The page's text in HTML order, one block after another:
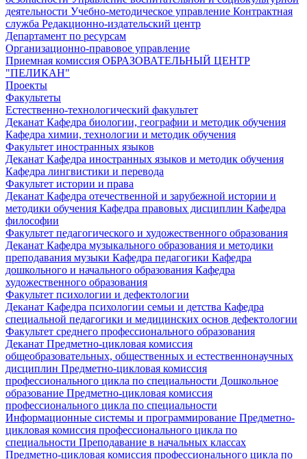
деятельности Учебно-методическое управление Контрактная
служба Редакционно-издательский центр
Департамент по ресурсам
Организационно-правовое управление
Приемная комиссия ОБРАЗОВАТЕЛЬНЫЙ ЦЕНТР
"ПЕЛИКАН"
Проекты
Факультеты
Естественно-технологический факультет
Деканат Кафедра биологии, географии и методик обучения
Кафедра химии, технологии и методик обучения
Факультет иностранных языков
Деканат Кафедра иностранных языков и методик обучения
Кафедра лингвистики и перевода
Факультет истории и права
Деканат Кафедра отечественной и зарубежной истории и
методики обучения Кафедра правовых дисциплин Кафедра
философии
Факультет педагогического и художественного образования
Деканат Кафедра музыкального образования и методики
преподавания музыки Кафедра педагогики Кафедра
дошкольного и начального образования Кафедра
художественного образования
Факультет психологии и дефектологии
Деканат Кафедра психологии семьи и детства Кафедра
специальной педагогики и медицинских основ дефектологии
Факультет среднего профессионального образования
Деканат Предметно-цикловая комиссия
общеобразовательных, общественных и естественнонаучных
дисциплин Предметно-цикловая комиссия
профессионального цикла по специальности Дошкольное
образование Предметно-цикловая комиссия
профессионального цикла по специальности
Информационные системы и программирование Предметно-
цикловая комиссия профессионального цикла по
специальности Преподавание в начальных классах
Предметно-цикловая комиссия профессионального цикла по